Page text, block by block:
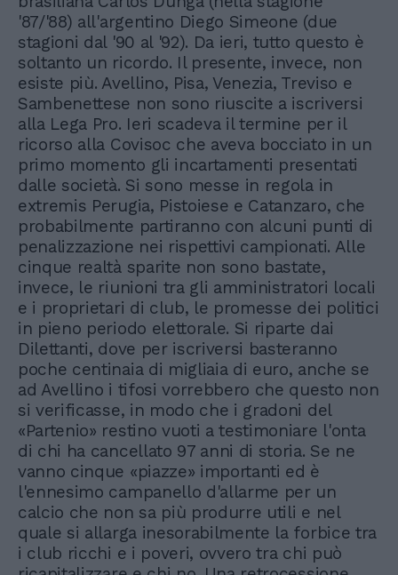
'87/'88) all'argentino Diego Simeone (due
stagioni dal '90 al '92). Da ieri, tutto questo è
soltanto un ricordo. Il presente, invece, non
esiste più. Avellino, Pisa, Venezia, Treviso e
Sambenettese non sono riuscite a iscriversi
alla Lega Pro. Ieri scadeva il termine per il
ricorso alla Covisoc che aveva bocciato in un
primo momento gli incartamenti presentati
dalle società. Si sono messe in regola in
extremis Perugia, Pistoiese e Catanzaro, che
probabilmente partiranno con alcuni punti di
penalizzazione nei rispettivi campionati. Alle
cinque realtà sparite non sono bastate,
invece, le riunioni tra gli amministratori locali
e i proprietari di club, le promesse dei politici
in pieno periodo elettorale. Si riparte dai
Dilettanti, dove per iscriversi basteranno
poche centinaia di migliaia di euro, anche se
ad Avellino i tifosi vorrebbero che questo non
si verificasse, in modo che i gradoni del
«Partenio» restino vuoti a testimoniare l'onta
di chi ha cancellato 97 anni di storia. Se ne
vanno cinque «piazze» importanti ed è
l'ennesimo campanello d'allarme per un
calcio che non sa più produrre utili e nel
quale si allarga inesorabilmente la forbice tra
i club ricchi e i poveri, ovvero tra chi può